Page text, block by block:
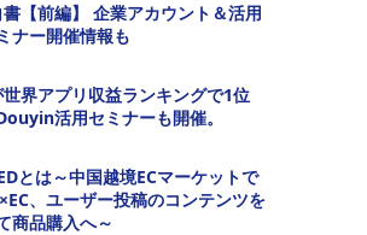
【前編】 企業アカウント＆活用
ー開催情報も
界アプリ収益ランキングで1位
活用セミナーも開催。
とは～中国越境ECマーケットで
、ユーザー投稿のコンテンツを
商品購入へ～